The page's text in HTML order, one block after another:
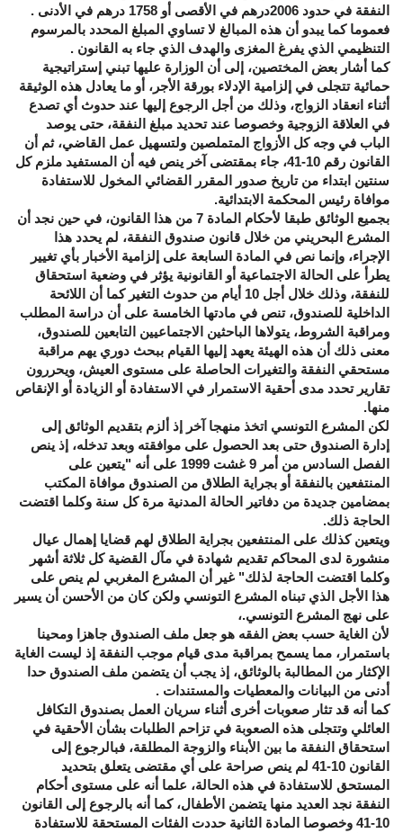
النفقة في حدود 2006درهم في الأقصى أو 1758 درهم في الأدنى .
فعموما كما يبدو أن هذه المبالغ لا تساوي المبلغ المحدد بالمرسوم
التنظيمي الذي يفرغ المغزى والهدف الذي جاء به القانون .
كما أشار بعض المختصين، إلى أن الوزارة عليها تبني إستراتيجية
حمائية تتجلى في إلزامية الإدلاء بورقة الأجر، أو ما يعادل هذه الوثيقة
أثناء انعقاد الزواج، وذلك من أجل الرجوع إليها عند حدوث أي تصدع
في العلاقة الزوجية وخصوصا عند تحديد مبلغ النفقة، حتى يوصد
الباب في وجه كل الأزواج المتملصين ولتسهيل عمل القاضي، ثم أن
القانون رقم 10-41، جاء بمقتضى آخر ينص فيه أن المستفيد ملزم كل
سنتين ابتداء من تاريخ صدور المقرر القضائي المخول للاستفادة
موافاة رئيس المحكمة الابتدائية.
بجميع الوثائق طبقا لأحكام المادة 7 من هذا القانون، في حين نجد أن
المشرع البحريني من خلال قانون صندوق النفقة، لم يحدد هذا
الإجراء، وإنما نص في المادة السابعة على إلزامية الأخبار بأي تغيير
يطرأ على الحالة الاجتماعية أو القانونية يؤثر في وضعية استحقاق
للنفقة، وذلك خلال أجل 10 أيام من حدوث التغير كما أن اللائحة
الداخلية للصندوق، تنص في مادتها الخامسة على أن دراسة المطلب
ومراقبة الشروط، يتولاها الباحثين الاجتماعيين التابعين للصندوق،
معنى ذلك أن هذه الهيئة يعهد إليها القيام ببحث دوري يهم مراقبة
مستحقي النفقة والتغيرات الحاصلة على مستوى العيش، ويحررون
تقارير تحدد مدى أحقية الاستمرار في الاستفادة أو الزيادة أو الإنقاص
منها.
لكن المشرع التونسي اتخذ منهجا آخر إذ ألزم بتقديم الوثائق إلى
إدارة الصندوق حتى بعد الحصول على موافقته وبعد تدخله، إذ ينص
الفصل السادس من أمر 9 غشت 1999 على أنه "يتعين على
المنتفعين بالنفقة أو بجراية الطلاق من الصندوق موافاة المكتب
بمضامين جديدة من دفاتير الحالة المدنية مرة كل سنة وكلما اقتضت
الحاجة ذلك.
ويتعين كذلك على المنتفعين بجراية الطلاق لهم قضايا إهمال عيال
منشورة لدى المحاكم تقديم شهادة في مآل القضية كل ثلاثة أشهر
وكلما اقتضت الحاجة لذلك" غير أن المشرع المغربي لم ينص على
هذا الأجل الذي تبناه المشرع التونسي ولكن كان من الأحسن أن يسير
على نهج المشرع التونسي.،
لأن الغاية حسب بعض الفقه هو جعل ملف الصندوق جاهزا ومحينا
باستمرار، مما يسمح بمراقبة مدى قيام موجب النفقة إذ ليست الغاية
الإكثار من المطالبة بالوثائق، إذ يجب أن يتضمن ملف الصندوق حدا
أدنى من البيانات والمعطيات والمستندات .
كما أنه قد تثار صعوبات أخرى أثناء سريان العمل بصندوق التكافل
العائلي وتتجلى هذه الصعوبة في تزاحم الطلبات بشأن الأحقية في
استحقاق النفقة ما بين الأبناء والزوجة المطلقة، فبالرجوع إلى
القانون 10-41 لم ينص صراحة على أي مقتضى يتعلق بتحديد
المستحق للاستفادة في هذه الحالة، علما أنه على مستوى أحكام
النفقة نجد العديد منها يتضمن الأطفال، كما أنه بالرجوع إلى القانون
10-41 وخصوصا المادة الثانية حددت الفئات المستحقة للاستفادة